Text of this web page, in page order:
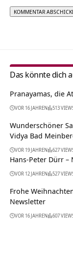
Das könnte dich
Pranayamas, die
VOR 16 JAHREN 513
Wunderschöner
Vidya Bad
VOR 19 JAHREN 627
Hans-Peter Dürr –
VOR 12 JAHREN 527
Frohe
Newsletter
VOR 16 JAHREN 607